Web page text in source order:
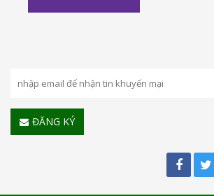
ĐĂNG KÝ